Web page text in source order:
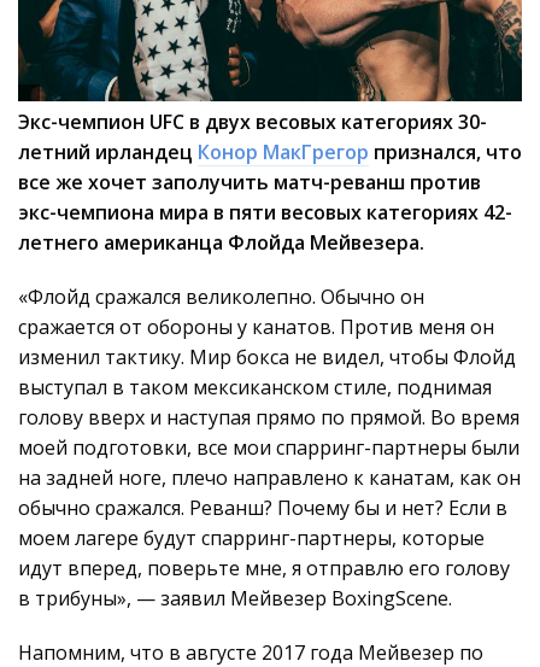
Экс-чемпион UFC в двух весовых категориях 30-
летний ирландец Конор МакГрегор признался, что
все же хочет заполучить матч-реванш против
экс-чемпиона мира в пяти весовых категориях 42-
летнего американца Флойда Мейвезера.
«Флойд сражался великолепно. Обычно он
сражается от обороны у канатов. Против меня он
изменил тактику. Мир бокса не видел, чтобы Флойд
выступал в таком мексиканском стиле, поднимая
голову вверх и наступая прямо по прямой. Во время
моей подготовки, все мои спарринг-партнеры были
на задней ноге, плечо направлено к канатам, как он
обычно сражался. Реванш? Почему бы и нет? Если в
моем лагере будут спарринг-партнеры, которые
идут вперед, поверьте мне, я отправлю его голову
в трибуны», — заявил Мейвезер BoxingScene.
Напомним, что в августе 2017 года Мейвезер по